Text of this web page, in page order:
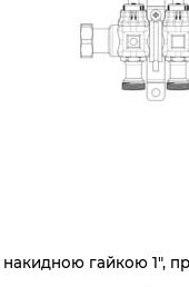
накидною гайкою